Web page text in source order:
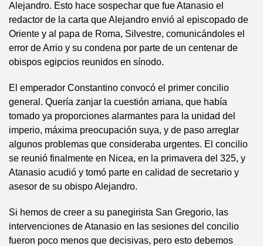
Alejandro. Esto hace sospechar que fue Atanasio el
redactor de la carta que Alejandro envió al episcopado de
Oriente y al papa de Roma, Silvestre, comunicándoles el
error de Arrio y su condena por parte de un centenar de
obispos egipcios reunidos en sínodo.
El emperador Constantino convocó el primer concilio
general. Quería zanjar la cuestión arriana, que había
tomado ya proporciones alarmantes para la unidad del
imperio, máxima preocupación suya, y de paso arreglar
algunos problemas que consideraba urgentes. El concilio
se reunió finalmente en Nicea, en la primavera del 325, y
Atanasio acudió y tomó parte en calidad de secretario y
asesor de su obispo Alejandro.
Si hemos de creer a su panegirista San Gregorio, las
intervenciones de Atanasio en las sesiones del concilio
fueron poco menos que decisivas, pero esto debemos